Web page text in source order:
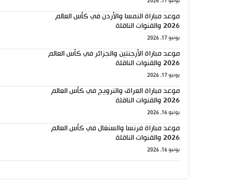
موعد مباراة النمسا والأردن في كأس العالم
2026 والقنوات الناقلة
يونيو 17, 2026
موعد مباراة الأرجنتين والجزائر في كأس العالم
2026 والقنوات الناقلة
يونيو 17, 2026
موعد مباراة العراق والنرويج في كأس العالم
2026 والقنوات الناقلة
يونيو 16, 2026
موعد مباراة فرنسا والسنغال في كأس العالم
2026 والقنوات الناقلة
يونيو 16, 2026